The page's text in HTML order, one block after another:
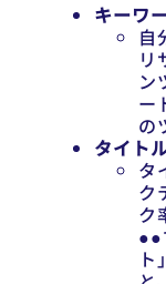
キーワ
自
リ
ン
ー
の
タイト
タ
ク
ク
●●